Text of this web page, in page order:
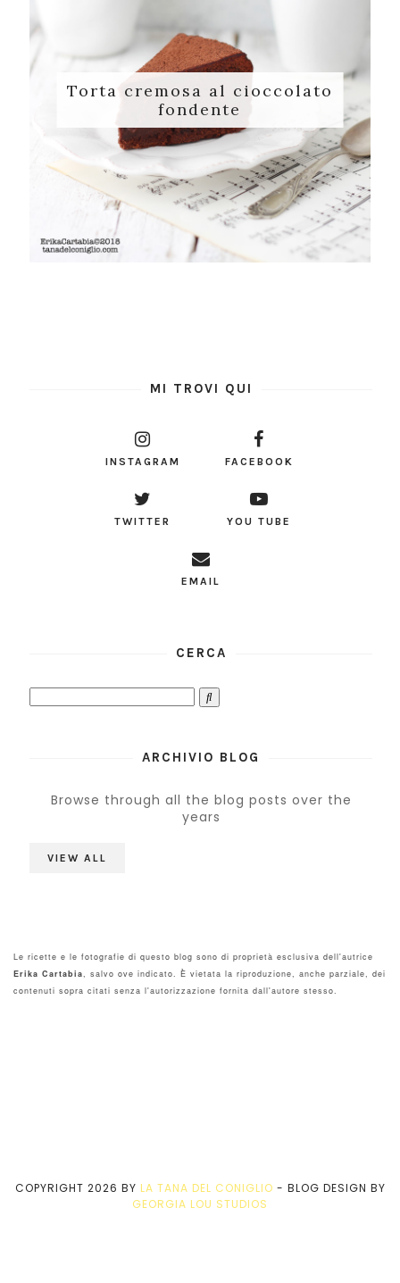
Torta cremosa al cioccolato
fondente
MI TROVI QUI
INSTAGRAM FACEBOOK
TWITTER YOU TUBE
EMAIL
CERCA
ARCHIVIO BLOG
Browse through all the blog posts over the
years
VIEW ALL
Le ricette e le fotografie di questo blog sono di proprietà esclusiva dell'autrice
Erika Cartabia, salvo ove indicato. È vietata la riproduzione, anche parziale, dei
contenuti sopra citati senza l'autorizzazione fornita dall'autore stesso.
COPYRIGHT 2026 BY LA TANA DEL CONIGLIO - BLOG DESIGN BY
GEORGIA LOU STUDIOS